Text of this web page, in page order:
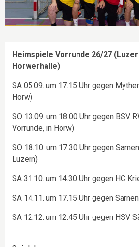
Heimspiele Vorrunde 26/27
Horwerhalle)
SA 05.09. um 17.15 Uhr gegen
Horw)
SO 13.09. um 18.00 Uhr gegen BSV
Vorrunde, in Horw)
SO 18.10. um 17.30 Uhr gegen
Luzern)
SA 31.10. um 14.30 Uhr gegen HC
SA 14.11. um 17.15 Uhr gegen
SA 12.12. um 12.45 Uhr gegen HSV